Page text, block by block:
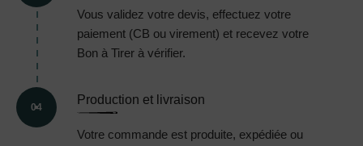
Vous validez votre devis, effectuez votre
paiement (CB ou virement) et recevez votre
Bon à Tirer à vérifier.
04
Production et livraison
Votre commande est produite, expédiée ou